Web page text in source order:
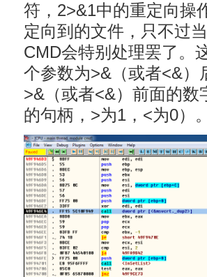
符，2>&1中的重定向操
定向到的文件，只不过
CMD会特别处理罢了。
个参数为>&（或者<&）
>&（或者<&）前面的
的句柄，>为1，<为0）